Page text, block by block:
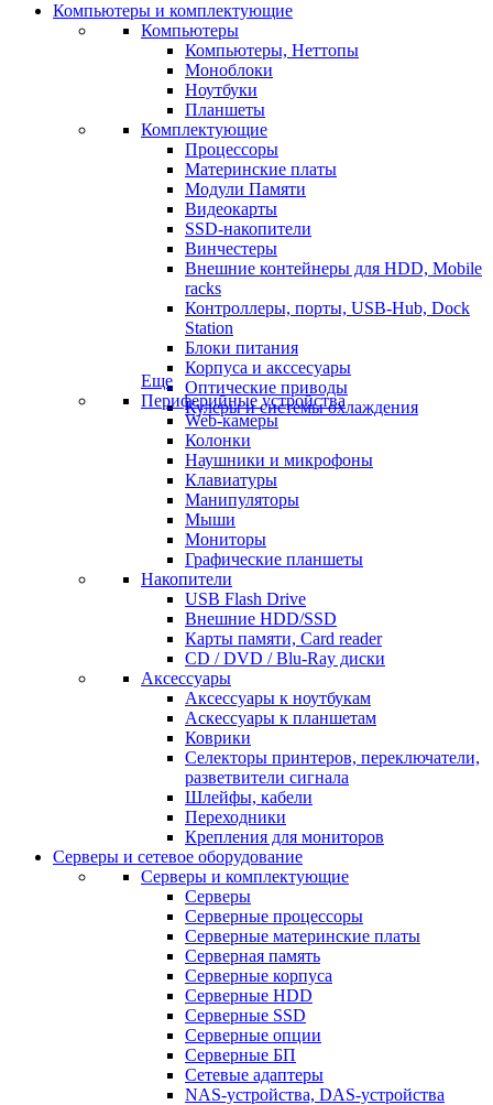
Компьютеры и комплектующие
Компьютеры
Компьютеры, Неттопы
Моноблоки
Ноутбуки
Планшеты
Комплектующие
Процессоры
Материнские платы
Модули Памяти
Видеокарты
SSD-накопители
Винчестеры
Внешние контейнеры для HDD, Mobile
racks
Контроллеры, порты, USB-Hub, Dock
Station
Блоки питания
Корпуса и акссесуары
Оптические приводы
Кулеры и системы охлаждения
Еще
Периферийные устройства
Web-камеры
Колонки
Наушники и микрофоны
Клавиатуры
Манипуляторы
Мыши
Мониторы
Графические планшеты
Накопители
USB Flash Drive
Внешние HDD/SSD
Карты памяти, Card reader
CD / DVD / Blu-Ray диски
Аксессуары
Аксессуары к ноутбукам
Аскессуары к планшетам
Коврики
Селекторы принтеров, переключатели,
разветвители сигнала
Шлейфы, кабели
Переходники
Крепления для мониторов
Серверы и сетевое оборудование
Серверы и комплектующие
Серверы
Серверные процессоры
Серверные материнские платы
Серверная память
Серверные корпуса
Серверные HDD
Серверные SSD
Серверные опции
Серверные БП
Сетевые адаптеры
NAS-устройства, DAS-устройства